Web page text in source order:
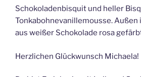
Schokoladenbisquit und heller
Tonkabohnevanillemousse. Außen
aus weißer Schokolade rosa
Herzlichen Glückwunsch Michaela!